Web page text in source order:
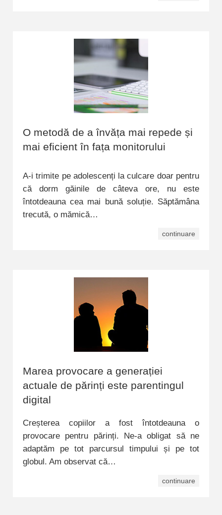
O metodă de a învăța mai repede și
mai eficient în fața monitorului
A-i trimite pe adolescenți la culcare doar pentru
că dorm găinile de câteva ore, nu este
întotdeauna cea mai bună soluție. Săptămâna
trecută, o mămică…
continuare
Marea provocare a generației
actuale de părinți este parentingul
digital
Creșterea copiilor a fost întotdeauna o
provocare pentru părinți. Ne-a obligat să ne
adaptăm pe tot parcursul timpului și pe tot
globul. Am observat că…
continuare